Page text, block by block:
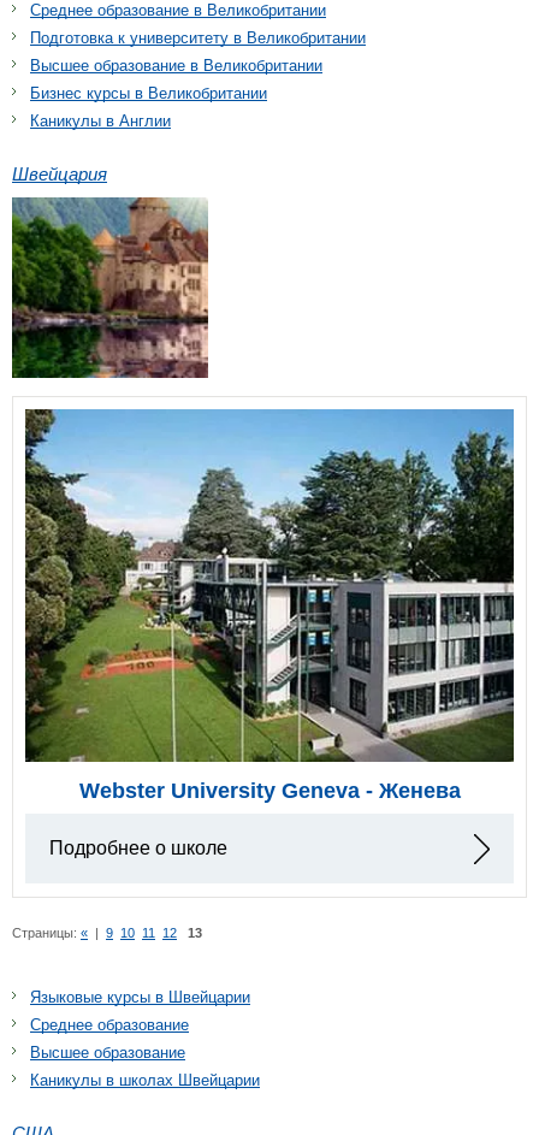
Среднее образование в Великобритании
Подготовка к университету в Великобритании
Высшее образование в Великобритании
Бизнес курсы в Великобритании
Каникулы в Англии
Швейцария
Webster University Geneva - Женева
Подробнее о школе
Страницы: « | 9 10 11 12 13
Языковые курсы в Швейцарии
Среднее образование
Высшее образование
Каникулы в школах Швейцарии